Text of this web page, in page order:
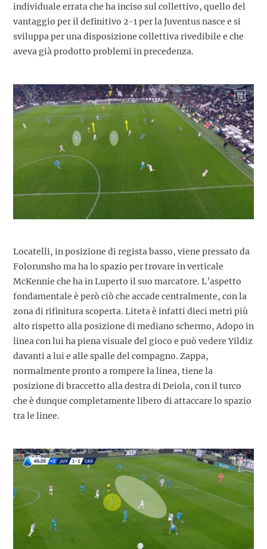
individuale errata che ha inciso sul collettivo, quello del
vantaggio per il definitivo 2-1 per la Juventus nasce e si
sviluppa per una disposizione collettiva rivedibile e che
aveva già prodotto problemi in precedenza.
Locatelli, in posizione di regista basso, viene pressato da
Folorunsho ma ha lo spazio per trovare in verticale
McKennie che ha in Luperto il suo marcatore. L’aspetto
fondamentale è però ciò che accade centralmente, con la
zona di rifinitura scoperta. Liteta è infatti dieci metri più
alto rispetto alla posizione di mediano schermo, Adopo in
linea con lui ha piena visuale del gioco e può vedere Yildiz
davanti a lui e alle spalle del compagno. Zappa,
normalmente pronto a rompere la linea, tiene la
posizione di braccetto alla destra di Deiola, con il turco
che è dunque completamente libero di attaccare lo spazio
tra le linee.